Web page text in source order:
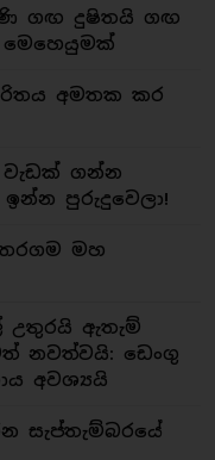
ගඟ දුෂිතයි ගඟ
අමතක කර
වැඩක් ගන්න
පුරුදුවෙලා!
මහ
උතුරයි ඇතැම්
නවත්වයි: ඩෙංගු
අවශ්‍යයි
සැප්තැම්බරයේ